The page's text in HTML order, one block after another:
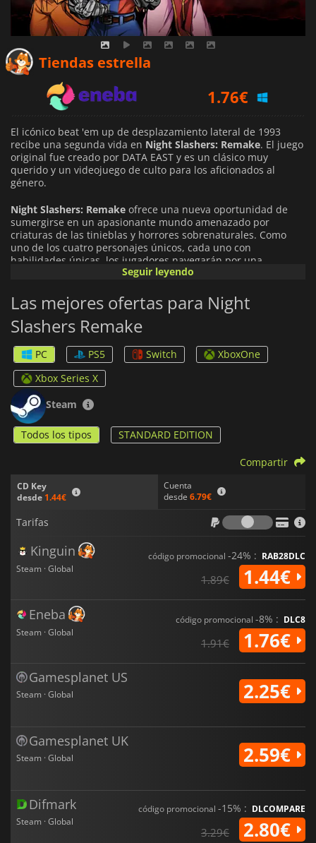
Tiendas estrella
1.76€
2.25€
El icónico beat 'em up de desplazamiento lateral de 1993
recibe una segunda vida en Night Slashers: Remake. El juego
original fue creado por DATA EAST y es un clásico muy
querido y un videojuego de culto para los aficionados al
género.
Night Slashers: Remake ofrece una nueva oportunidad de
sumergirse en un apasionante mundo amenazado por
criaturas de las tinieblas y horrores sobrenaturales. Como
uno de los cuatro personajes únicos, cada uno con
habilidades únicas, los jugadores navegarán por una
variedad de escenarios mientras luchan contra oponentes y
avanzadas, como combos, ataques en salto, movimientos de
agarre y golpes en carrera. Además, cada personaje cuenta
con devastadores movimientos especiales que pueden
ejecutar a costa de su propia salud.
Night Slashers: Remakecuenta con una amplia variedad de
horripilantes enemigos, como zombis, mutantes, hombres
lobo y jefes icónicos de temática de terror. El lúgubre mundo
de terror del juego se complementa con música atmosférica y
gore al estilo de los dibujos animados.
Como extra,Night Slashers: Remakeofrece una variedad de
modos de juego que permiten una experiencia mejorada que
Seguir leyendo
Las mejores ofertas para Night
Slashers Remake
PC PS5 Switch
XboxOne
Xbox Series X
Steam
Todos los tipos STANDARD EDITION
CD Key
desde 1.44€
Cuenta
desde 6.79€
Compartir
Tarifas
Tarifas
Kinguin
Steam · Global
código promocional -24% : RAB28DLC
1.89€ 1.44€
Eneba
Steam · Global
código promocional -8% : DLC8
1.91€ 1.76€
Gamesplanet US
Steam · Global 2.25€
Gamesplanet UK
Steam · Global 2.59€
Difmark
Steam · Global
código promocional -15% : DLCOMPARE
3.29€ 2.80€